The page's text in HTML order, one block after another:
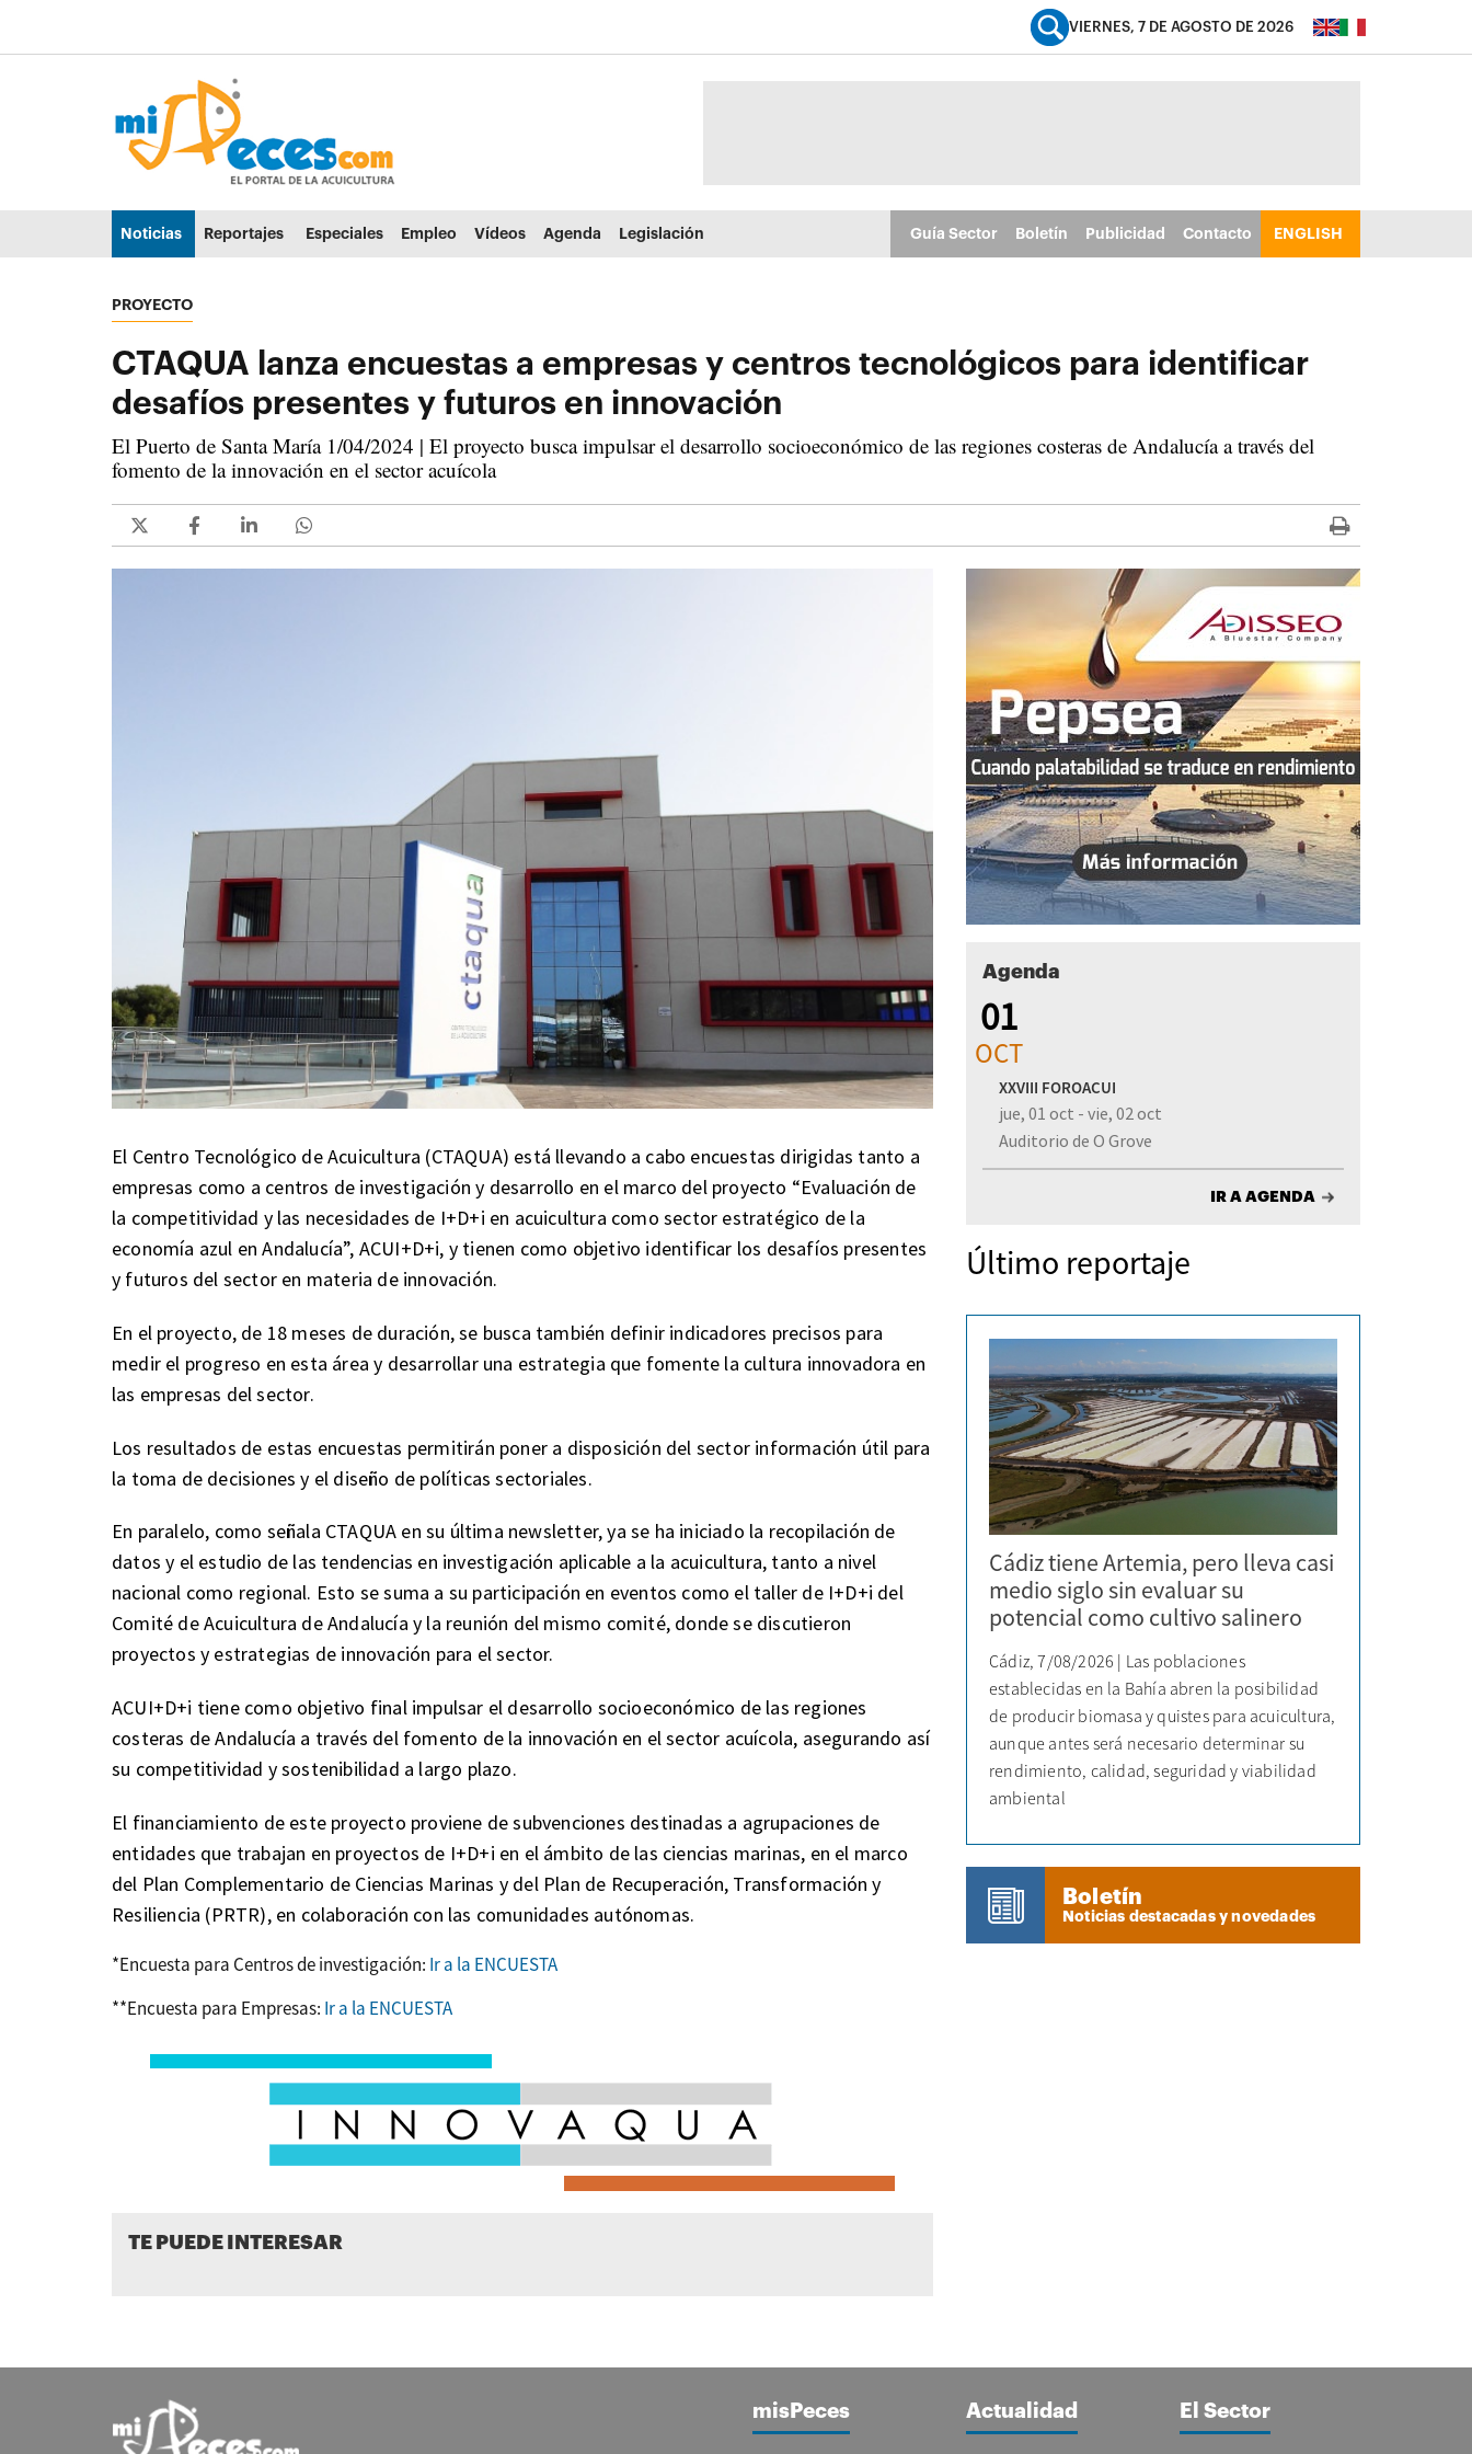
Ir al menú principal (alt + u)
VIERNES, 7 DE AGOSTO DE 2026
Noticias Reportajes Especiales Empleo Vídeos Agenda Legislación Guía Sector Boletín Publicidad Contacto ENGLISH
PROYECTO
CTAQUA lanza encuestas a empresas y centros tecnológicos para identificar
desafíos presentes y futuros en innovación
El Puerto de Santa María 1/04/2024 | El proyecto busca impulsar el desarrollo socioeconómico de las regiones costeras de Andalucía a través del
fomento de la innovación en el sector acuícola
El Centro Tecnológico de Acuicultura (CTAQUA) está llevando a cabo encuestas dirigidas tanto a
empresas como a centros de investigación y desarrollo en el marco del proyecto “Evaluación de
la competitividad y las necesidades de I+D+i en acuicultura como sector estratégico de la
economía azul en Andalucía”, ACUI+D+i, y tienen como objetivo identificar los desafíos presentes
y futuros del sector en materia de innovación.
En el proyecto, de 18 meses de duración, se busca también definir indicadores precisos para
medir el progreso en esta área y desarrollar una estrategia que fomente la cultura innovadora en
las empresas del sector.
Los resultados de estas encuestas permitirán poner a disposición del sector información útil para
la toma de decisiones y el diseño de políticas sectoriales.
En paralelo, como señala CTAQUA en su última newsletter, ya se ha iniciado la recopilación de
datos y el estudio de las tendencias en investigación aplicable a la acuicultura, tanto a nivel
nacional como regional. Esto se suma a su participación en eventos como el taller de I+D+i del
Comité de Acuicultura de Andalucía y la reunión del mismo comité, donde se discutieron
proyectos y estrategias de innovación para el sector.
ACUI+D+i tiene como objetivo final impulsar el desarrollo socioeconómico de las regiones
costeras de Andalucía a través del fomento de la innovación en el sector acuícola, asegurando así
su competitividad y sostenibilidad a largo plazo.
El financiamiento de este proyecto proviene de subvenciones destinadas a agrupaciones de
entidades que trabajan en proyectos de I+D+i en el ámbito de las ciencias marinas, en el marco
del Plan Complementario de Ciencias Marinas y del Plan de Recuperación, Transformación y
Resiliencia (PRTR), en colaboración con las comunidades autónomas.
*Encuesta para Centros de investigación: Ir a la ENCUESTA
**Encuesta para Empresas: Ir a la ENCUESTA
TE PUEDE INTERESAR
Agenda
01
OCT
XXVIII FOROACUI
jue, 01 oct - vie, 02 oct
Auditorio de O Grove
IR A AGENDA
Último reportaje
Cádiz tiene Artemia, pero lleva casi
medio siglo sin evaluar su
potencial como cultivo salinero
Cádiz, 7/08/2026 | Las poblaciones
establecidas en la Bahía abren la posibilidad
de producir biomasa y quistes para acuicultura,
aunque antes será necesario determinar su
rendimiento, calidad, seguridad y viabilidad
ambiental
Boletín
Noticias destacadas y novedades
misPeces Actualidad El Sector